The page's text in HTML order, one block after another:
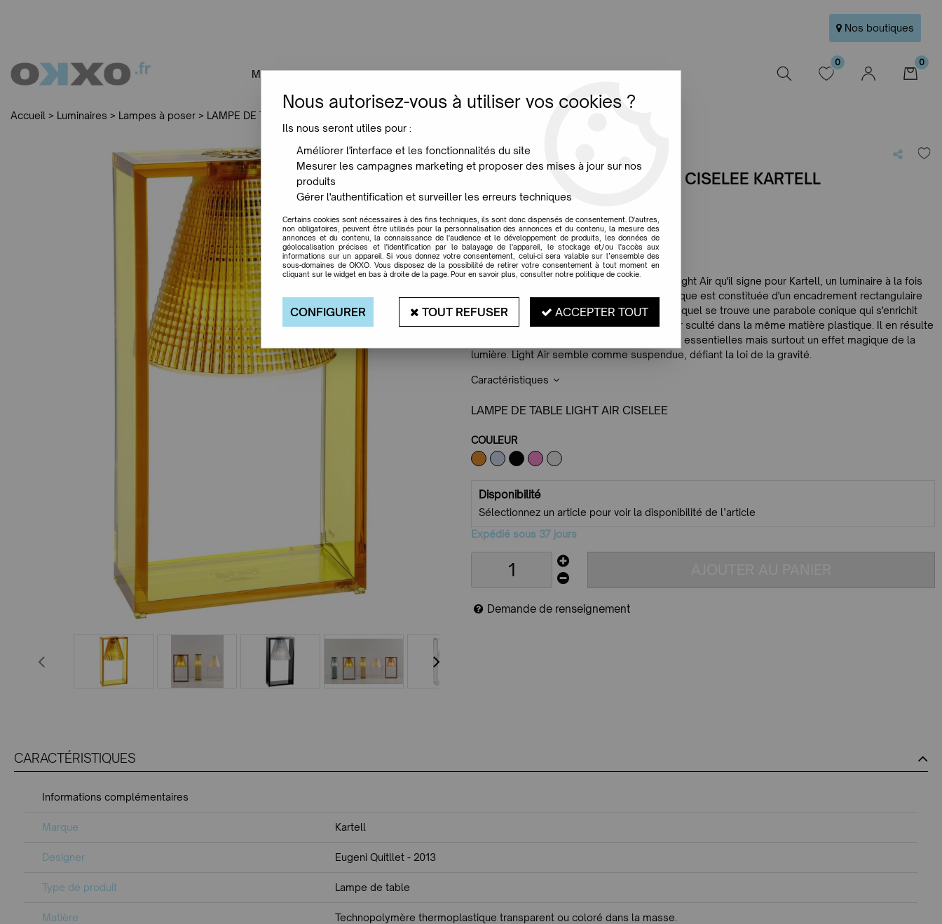
Nos boutiques
MOBILIER LUMINAIRES JARDIN MAISON PROMO NEW
0 0
Accueil > Luminaires > Lampes à poser > LAMPE DE TABLE LIGHT AIR CISELEE KARTELL
LAMPE DE TABLE LIGHT AIR CISELEE KARTELL
Soyez le premier à donner votre avis !
216,00 €TTC
Réf. : KA9135AM
Eugéni Quittlet joue les illusionnistes avec Light Air qu'il signe pour Kartell, un luminaire à la fois
poétique et trompe l'oeil. Cette lampe atypique est constituée d'un encadrement rectangulaire
en polycarbonate transparent à l'intérieur duquel se trouve une parabole conique qui s'enrichit
aujourd'hui d'une nouvelle version à diffuseur sculté dans la même matière plastique. Il en résulte
une lampe moderne, aux lignes actuelles et essentielles mais surtout un effet magique de la
lumière. Light Air semble comme suspendue, défiant la loi de la gravité.
Caractéristiques
LAMPE DE TABLE LIGHT AIR CISELEE
COULEUR
Disponibilité
Sélectionnez un article pour voir la disponibilité de l’article
Expédié sous 37 jours
Demande de renseignement
CARACTÉRISTIQUES
Informations complémentaires
Marque Kartell
Designer Eugeni Quitllet - 2013
Type de produit Lampe de table
Matière Technopolymère thermoplastique transparent ou coloré dans la masse.
Nous autorisez-vous à utiliser vos cookies ?
Ils nous seront utiles pour :
Améliorer l'interface et les fonctionnalités du site
Mesurer les campagnes marketing et proposer des mises à jour sur nos
produits
Gérer l'authentification et surveiller les erreurs techniques
Certains cookies sont nécessaires à des fins techniques, ils sont donc dispensés de consentement. D'autres,
non obligatoires, peuvent être utilisés pour la personnalisation des annonces et du contenu, la mesure des
annonces et du contenu, la connaissance de l'audience et le développement de produits, les données de
géolocalisation précises et l'identification par le balayage de l'appareil, le stockage et/ou l'accès aux
informations sur un appareil. Si vous donnez votre consentement, celui-ci sera valable sur l’ensemble des
sous-domaines de OKXO. Vous disposez de la possibilité de retirer votre consentement à tout moment en
cliquant sur le widget en bas à droite de la page. Pour en savoir plus, consulter notre politique de cookie.
CONFIGURER TOUT REFUSER ACCEPTER TOUT